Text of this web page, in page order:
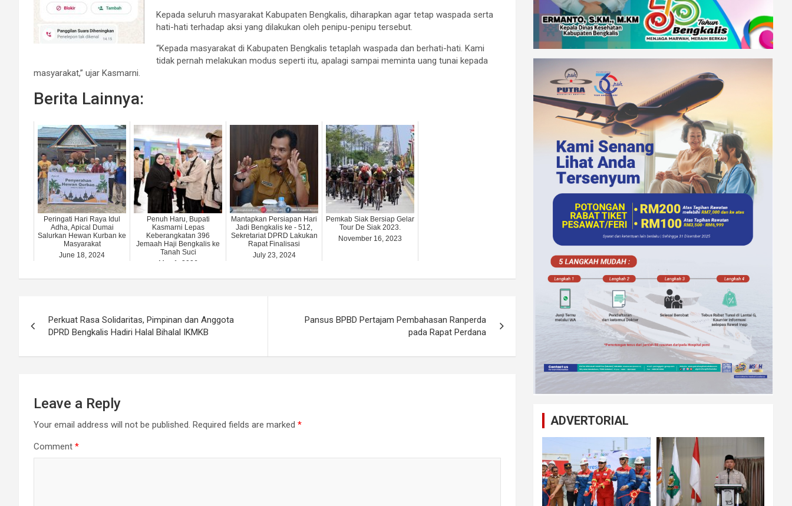
Kepada seluruh masyarakat Kabupaten Bengkalis, diharapkan agar tetap waspada serta
hati-hati terhadap aksi yang dilakukan oleh penipu-penipu tersebut.
“Kepada masyarakat di Kabupaten Bengkalis tetaplah waspada dan berhati-hati. Kami
tidak pernah melakukan modus seperti itu, apalagi sampai meminta uang tunai kepada
masyarakat,” ujar Kasmarni.
Berita Lainnya:
Peringati Hari Raya Idul
Adha, Apical Dumai
Salurkan Hewan Kurban ke
Masyarakat
June 18, 2024
Penuh Haru, Bupati
Kasmarni Lepas
Keberangkatan 396
Jemaah Haji Bengkalis ke
Tanah Suci
May 1, 2026
Mantapkan Persiapan Hari
Jadi Bengkalis ke - 512,
Sekretariat DPRD Lakukan
Rapat Finalisasi
July 23, 2024
Pemkab Siak Bersiap Gelar
Tour De Siak 2023.
November 16, 2023
navigation
Perkuat Rasa Solidaritas, Pimpinan dan Anggota
DPRD Bengkalis Hadiri Halal Bihalal IKMKB
Pansus BPBD Pertajam Pembahasan Ranperda
pada Rapat Perdana
Leave a Reply
Your email address will not be published. Required fields are marked *
Comment *
ADVERTORIAL